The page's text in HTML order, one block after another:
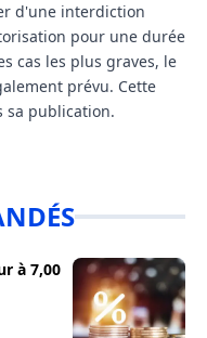
d'une interdiction
pour une durée
cas les plus graves, le
prévu. Cette
sa publication.
à 7,00